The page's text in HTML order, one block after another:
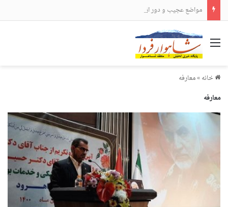
مواضع عجیب و دور از انتظار علی لاریجانی
منو
خانه»معارفه
معارفه